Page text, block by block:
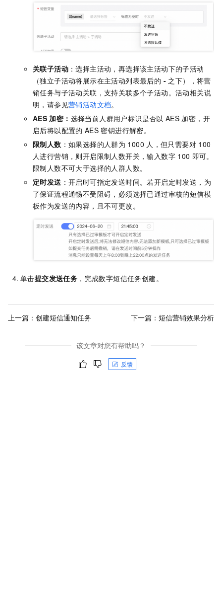
关联子活动 ：选择主活动，再选择该主活动下的子活动
（独立子活动将展示在主活动列表最后的 - 之下），将营
销任务与子活动关联，支持关联多个子活动。活动相关说
明，请参见营销活动文档。
AES 加密： 选择当前人群用户标识是否以 AES 加密，开
启后将以配置的 AES 密钥进行解密。
限制人数 ：如果选择的人群为 1000 人，但只需要对 100
人进行营销，则开启限制人数开关，输入数字 100 即可。
限制人数不可大于选择的人群人数。
定时发送 ：开启时可指定发送时间。若开启定时发送，为
了保证流程通畅不受阻碍，必须选择已通过审核的短信模
板作为发送的内容，且不可更改。
单击提交发送任务 ，完成数字短信任务创建。
上一篇： 创建短信通知任务 下一篇： 短信营销效果分析
该文章对您有帮助吗？
反馈